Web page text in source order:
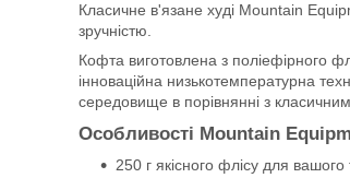
Класичне в'язане худi Mountain
зручністю.
Кофта виготовлена з поліефірного
інноваційна низькотемпературна
середовище в порівнянні з
Особливості Mountain
250 г якісного флісу для вашого